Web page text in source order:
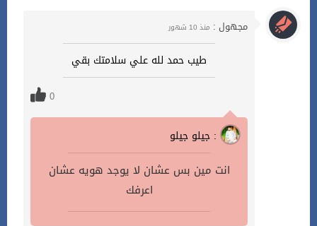
مجهول : منذ 10 شهور
طيب حمد لله علي سلامتك بقي
0
جيلو جيلو :
انت مين بس عشان لا يوجد هويه عشان
اعرفك